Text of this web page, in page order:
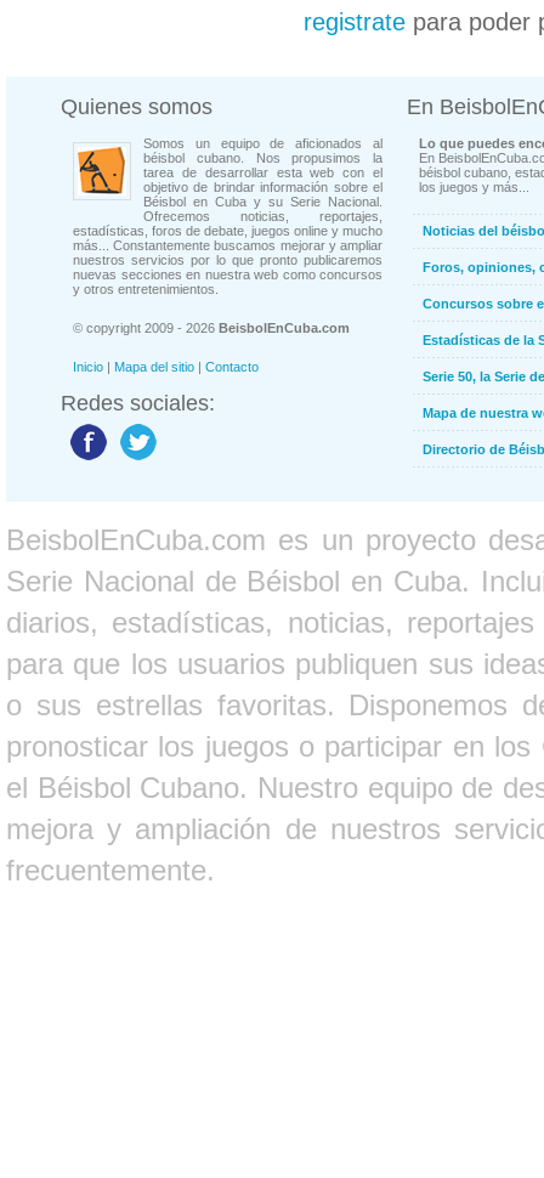
registrate para poder
Quienes somos
Somos un equipo de aficionados al
béisbol cubano. Nos propusimos la
tarea de desarrollar esta web con el
objetivo de brindar información sobre el
Béisbol en Cuba y su Serie Nacional.
Ofrecemos noticias, reportajes,
estadísticas, foros de debate, juegos online y mucho
más... Constantemente buscamos mejorar y ampliar
nuestros servicios por lo que pronto publicaremos
nuevas secciones en nuestra web como concursos
y otros entretenimientos.
© copyright 2009 - 2026 BeisbolEnCuba.com
Inicio | Mapa del sitio | Contacto
Redes sociales:
En
Lo que puedes
En
béisbol cubano,
los juegos y más...
Noticias del
Foros, opiniones,
Concursos sobre
Estadísticas de la
Serie 50, la Serie
Mapa de nuestra
Directorio de
BeisbolEnCuba.com es un proyecto
Serie Nacional de Béisbol en Cuba.
diarios, estadísticas, noticias,
para que los usuarios publiquen sus
o sus estrellas favoritas. Disponemos
pronosticar los juegos o participar en
el Béisbol Cubano. Nuestro equipo de
mejora y ampliación de nuestros
frecuentemente.